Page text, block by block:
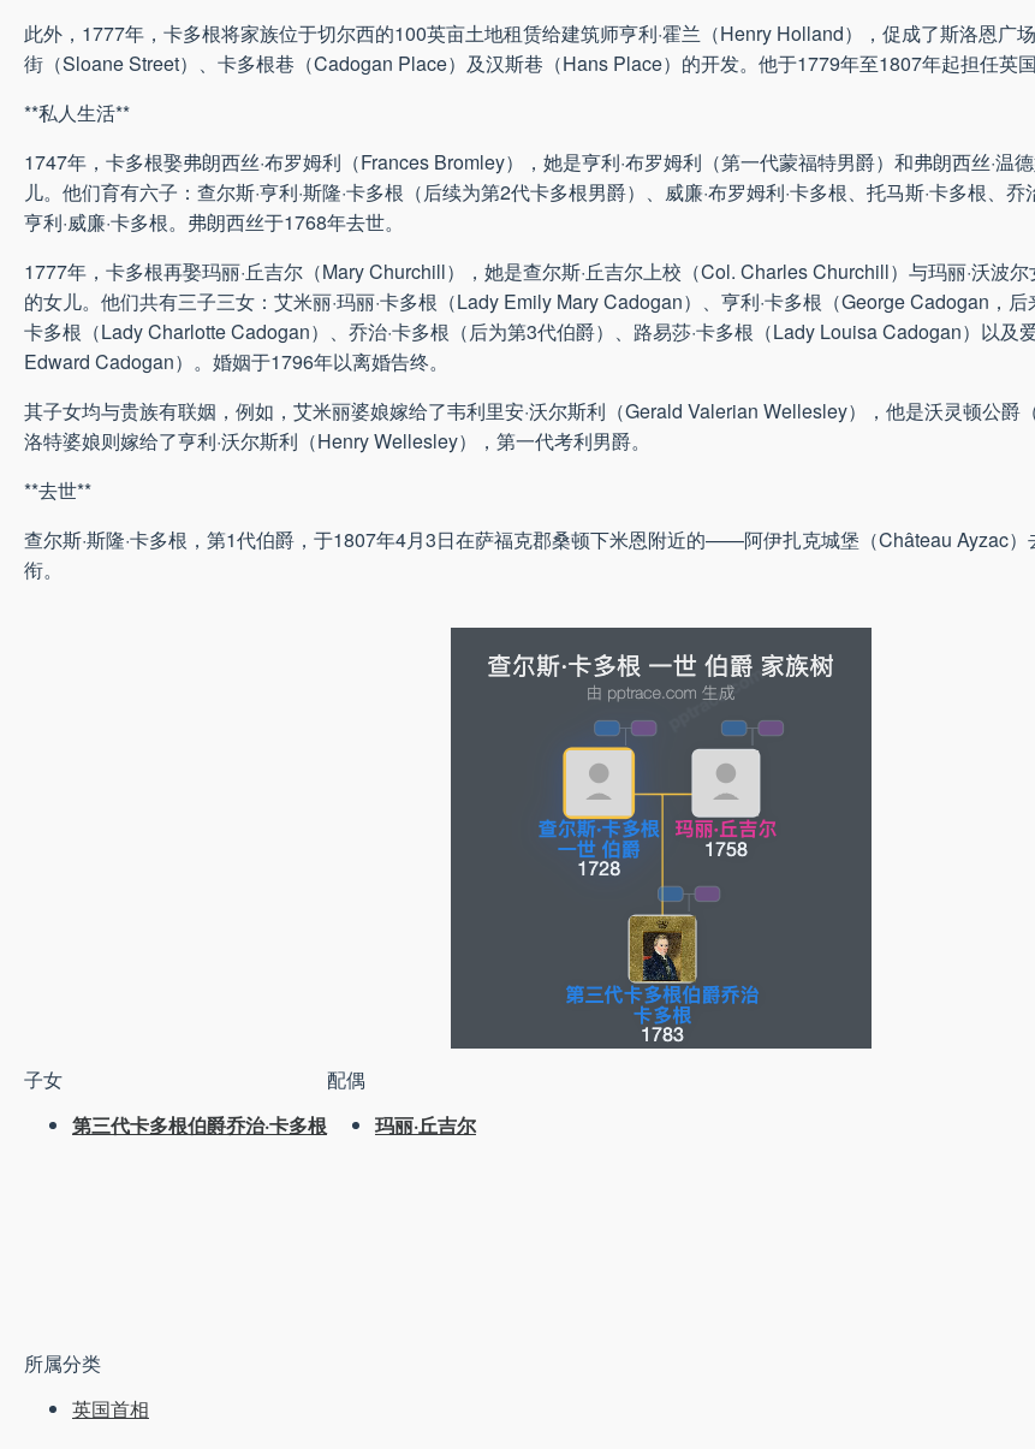
此外，1777年，卡多根将家族位于切尔西的100英亩土地租赁给建筑师亨利·霍兰（Henry Holland），促成了斯洛恩广
街（Sloane Street）、卡多根巷（Cadogan Place）及汉斯巷（Hans Place）的开发。他于1779年至1807年起担任英
**私人生活**
1747年，卡多根娶弗朗西丝·布罗姆利（Frances Bromley），她是亨利·布罗姆利（第一代蒙福特男爵）和弗朗西丝·温
儿。他们育有六子：查尔斯·亨利·斯隆·卡多根（后续为第2代卡多根男爵）、威廉·布罗姆利·卡多根、托马斯·卡多根、乔
亨利·威廉·卡多根。弗朗西丝于1768年去世。
1777年，卡多根再娶玛丽·丘吉尔（Mary Churchill），她是查尔斯·丘吉尔上校（Col. Charles Churchill）与玛丽·沃波尔
的女儿。他们共有三子三女：艾米丽·玛丽·卡多根（Lady Emily Mary Cadogan）、亨利·卡多根（George Cadogan，
卡多根（Lady Charlotte Cadogan）、乔治·卡多根（后为第3代伯爵）、路易莎·卡多根（Lady Louisa Cadogan）以及
Edward Cadogan）。婚姻于1796年以离婚告终。
其子女均与贵族有联姻，例如，艾米丽婆娘嫁给了韦利里安·沃尔斯利（Gerald Valerian Wellesley），他是沃灵顿公爵
洛特婆娘则嫁给了亨利·沃尔斯利（Henry Wellesley），第一代考利男爵。
**去世**
查尔斯·斯隆·卡多根，第1代伯爵，于1807年4月3日在萨福克郡桑顿下米恩附近的——阿伊扎克城堡（Château Ayzac
衔。
子女
第三代卡多根伯爵乔治·卡多根
配偶
玛丽·丘吉尔
所属分类
英国首相